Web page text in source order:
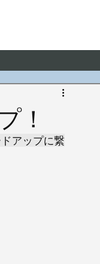
！
アップに繋